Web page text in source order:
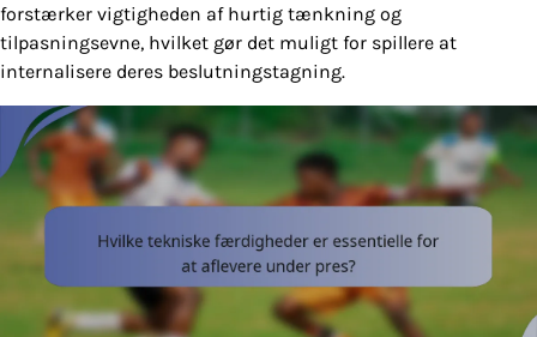
forstærker vigtigheden af hurtig tænkning og
tilpasningsevne, hvilket gør det muligt for spillere at
internalisere deres beslutningstagning.